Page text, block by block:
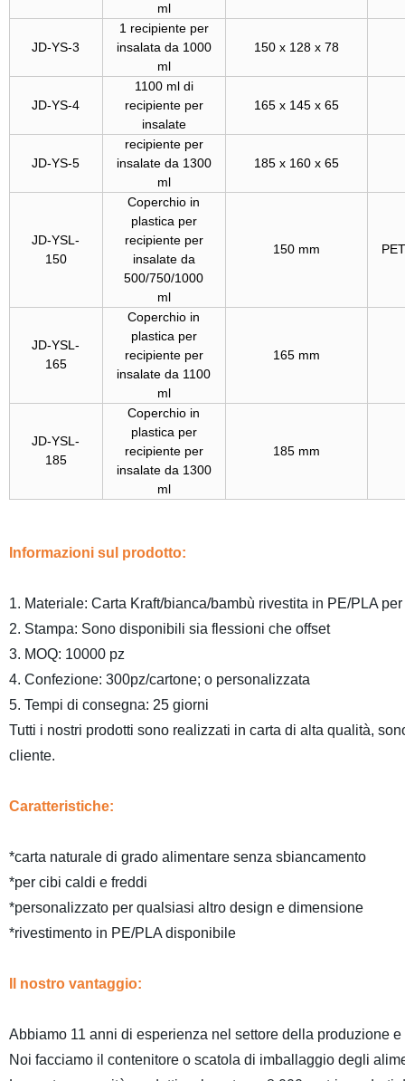
ml
JD-YS-3
1 recipiente per
insalata da 1000
ml
150 x 128 x 78
JD-YS-4
1100 ml di
recipiente per
insalate
165 x 145 x 65
JD-YS-5
recipiente per
insalate da 1300
ml
185 x 160 x 65
JD-YSL-
150
Coperchio in
plastica per
recipiente per
insalate da
500/750/1000
ml
150 mm
JD-YSL-
165
Coperchio in
plastica per
recipiente per
insalate da 1100
ml
165 mm
JD-YSL-
185
Coperchio in
plastica per
recipiente per
insalate da 1300
ml
185 mm
Informazioni sul prodotto:
1. Materiale: Carta Kraft/bianca/bambù rivestita in PE/PLA
2. Stampa: Sono disponibili sia flessioni che offset
3. MOQ: 10000 pz
4. Confezione: 300pz/cartone; o personalizzata
5. Tempi di consegna: 25 giorni
Tutti i nostri prodotti sono realizzati in carta di alta qualità,
cliente.
Caratteristiche:
*carta naturale di grado alimentare senza sbiancamento
*per cibi caldi e freddi
*personalizzato per qualsiasi altro design e dimensione
*rivestimento in PE/PLA disponibile
Il nostro vantaggio:
Abbiamo 11 anni di esperienza nel settore della produzione
Noi facciamo il contenitore o scatola di imballaggio degli